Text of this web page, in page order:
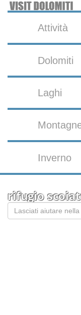
Attività
Dolomiti
Laghi
Inverno
rifugio